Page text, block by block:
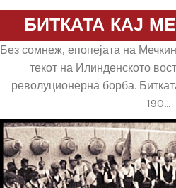
БИТКАТА КАЈ
Без сомнеж, епопејата на
текот на Илинденското
револуционерна борба.
190...